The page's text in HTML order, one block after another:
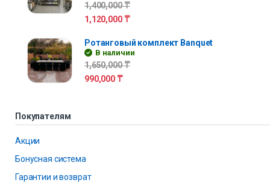
1,400,000₸
1,120,000 ₸
Ротанговый комплект Banquet
В наличии
1,650,000₸
990,000 ₸
Покупателям
Акции
Бонусная система
Гарантии и возврат